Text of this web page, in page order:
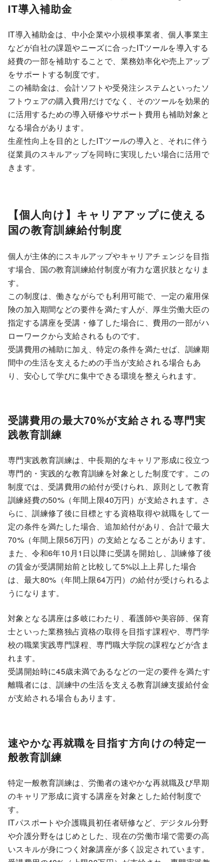
IT導入補助金
IT導入補助金は、中小企業や小規模事業者、個人事業主
などが自社の課題やニーズに合ったITツールを導入する
経費の一部を補助することで、業務効率化や売上アップ
をサポートする制度です。
この補助金は、会計ソフトや受発注システムといったソ
フトウェアの購入費用だけでなく、そのツールを効果的
に活用するための導入研修やサポート費用も補助対象と
なる場合があります。
生産性向上を目的としたITツールの導入と、それに伴う
従業員のスキルアップを同時に実現したい場合に活用で
きます。
【個人向け】キャリアアップに使える
国の教育訓練給付制度
個人が主体的にスキルアップやキャリアチェンジを目指
す場合、国の教育訓練給付制度が有力な選択肢となりま
す。
この制度は、働きながらでも利用可能で、一定の雇用保
険の加入期間などの要件を満たす人が、厚生労働大臣の
指定する講座を受講・修了した場合に、費用の一部がハ
ローワークから支給されるものです。
受講費用の補助に加え、特定の条件を満たせば、訓練期
間中の生活を支えるための手当が支給される場合もあ
り、安心して学びに集中できる環境を整えられます。
受講費用の最大70%が支給される専門実
践教育訓練
専門実践教育訓練は、中長期的なキャリア形成に役立つ
専門的・実践的な教育訓練を対象とした制度です。この
制度では、受講費用の給付が受けられ、原則として教育
訓練経費の50%（年間上限40万円）が支給されます。さ
らに、訓練修了後に目標とする資格取得や就職をして一
定の条件を満たした場合、追加給付があり、合計で最大
70%（年間上限56万円）の支給となることがあります。
また、令和6年10月1日以降に受講を開始し、訓練修了後
の賃金が受講開始前と比較して5%以上上昇した場合
は、最大80%（年間上限64万円）の給付が受けられるよ
うになります。
対象となる講座は多岐にわたり、看護師や美容師、保育
士といった業務独占資格の取得を目指す課程や、専門学
校の職業実践専門課程、専門職大学院の課程などが含ま
れます。
受講開始時に45歳未満であるなどの一定の要件を満たす
離職者には、訓練中の生活を支える教育訓練支援給付金
が支給される場合もあります。
速やかな再就職を目指す方向けの特定一
般教育訓練
特定一般教育訓練は、労働者の速やかな再就職及び早期
のキャリア形成に資する講座を対象とした給付制度で
す。
ITパスポートや介護職員初任者研修など、デジタル分野
や介護分野をはじめとした、現在の労働市場で需要の高
いスキルが身につく対象講座が多く設定されています。